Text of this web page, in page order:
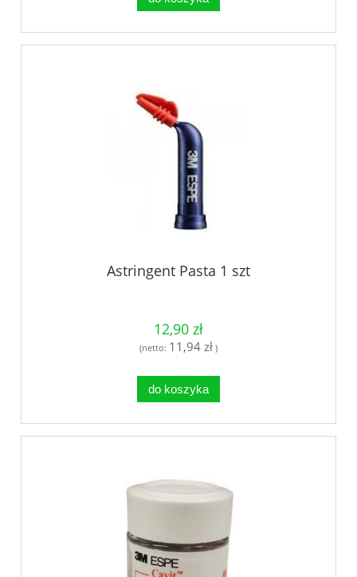
Astringent Pasta 1 szt
12,90 zł
(netto: 11,94 zł )
do koszyka